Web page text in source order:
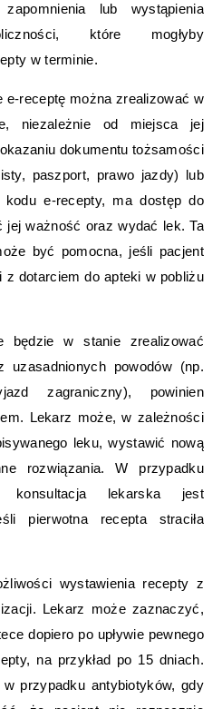
lub wystąpienia
które mogłyby
w terminie.
e-receptę można zrealizować w
niezależnie od miejsca jej
dokumentu tożsamości
paszport, prawo jazdy) lub
kodu e-recepty, ma dostęp do
ważność oraz wydać lek. Ta
być pomocna, jeśli pacjent
z dotarciem do apteki w pobliżu
w stanie zrealizować
powodów (np.
zagraniczny), powinien
Lekarz może, w zależności
leku, wystawić nową
rozwiązania. W przypadku
konsultacja lekarska jest
pierwotna recepta straciła
wystawienia recepty z
Lekarz może zaznaczyć,
dopiero po upływie pewnego
na przykład po 15 dniach.
przypadku antybiotyków, gdy